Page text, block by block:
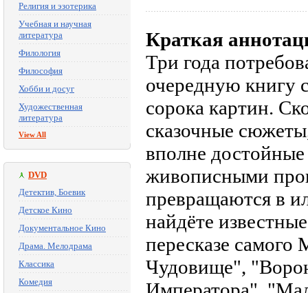
Религия и эзотерика
Учебная и научная
литература
Филология
Философия
Хобби и досуг
Художественная
литература
View All
DVD
Детектив, Боевик
Детское Кино
Документальное Кино
Драма. Мелодрама
Классика
Комедия
Краткая
Три года
очередную книгу
сорока картин.
сказочные
вполне достойные
живописными
превращаются в
найдёте
пересказе
Чудовище",